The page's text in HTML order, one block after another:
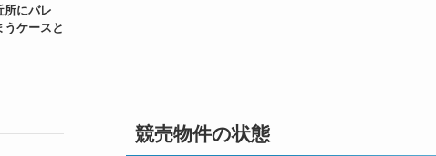
競売物件の状態
所にバレ
うケースと